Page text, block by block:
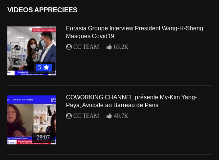
VIDEOS APPRECIEES
5
Eurasia Groupe Interview President Wang-H-Sheng
Masques Covid19
CC TEAM
63.2K
29:07
COWORKING CHANNEL présente My-Kim Yang-
Paya, Avocate au Barreau de Paris
CC TEAM
49.7K